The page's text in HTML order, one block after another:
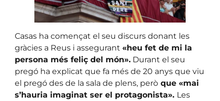
Casas ha començat el seu discurs donant les
gràcies a Reus i assegurant «heu fet de mi la
persona més feliç del món». Durant el seu
pregó ha explicat que fa més de 20 anys que viu
el pregó des de la sala de plens, però que «mai
s’hauria imaginat ser el protagonista». Les